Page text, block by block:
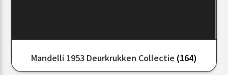
Mandelli 1953 Deurkrukken Collectie (164)